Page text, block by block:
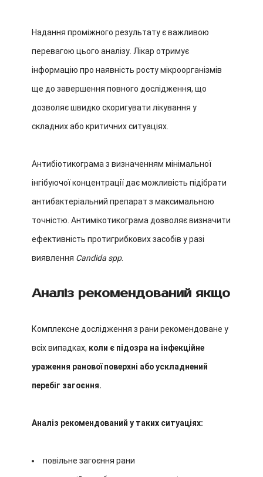
Надання проміжного результату є важливою
перевагою цього аналізу. Лікар отримує
інформацію про наявність росту мікроорганізмів
ще до завершення повного дослідження, що
дозволяє швидко скоригувати лікування у
складних або критичних ситуаціях.
Антибіотикограма з визначенням мінімальної
інгібуючої концентрації дає можливість підібрати
антибактеріальний препарат з максимальною
точністю. Антимікотикограма дозволяє визначити
ефективність протигрибкових засобів у разі
виявлення Candida spp.
Аналіз рекомендований якщо
Комплексне дослідження з рани рекомендоване у
всіх випадках, коли є підозра на інфекційне
ураження ранової поверхні або ускладнений
перебіг загоєння.
Аналіз рекомендований у таких ситуаціях:
повільне загоєння рани